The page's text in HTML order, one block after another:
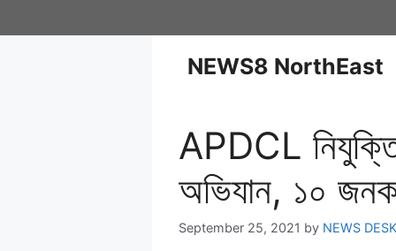
NEWS8 NorthEast
APDCL নিযুক্তি
অভিযান, ১০
September 25, 2021 by NEWS DESK